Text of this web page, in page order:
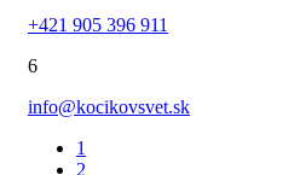
+421 905 396 911
6
info@kocikovsvet.sk
1
2